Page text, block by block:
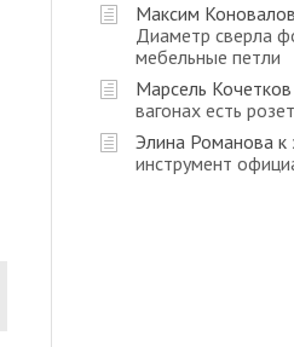
Максим Коновалов
Диаметр сверла
мебельные петли
Марсель Кочетков
вагонах есть
Элина Романова к
инструмент